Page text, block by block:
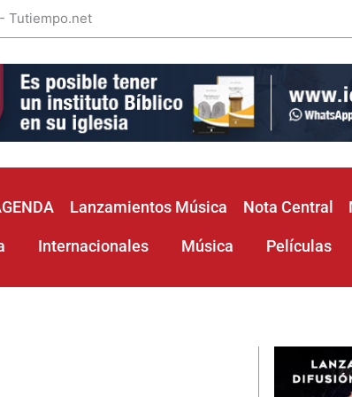
Tutiempo.net
Lanzamientos Música Nota Central
Internacionales Música Películas